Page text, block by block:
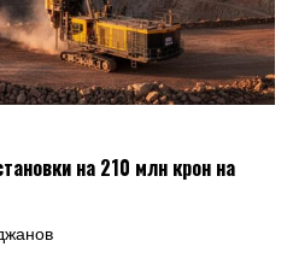
на 210 млн крон на